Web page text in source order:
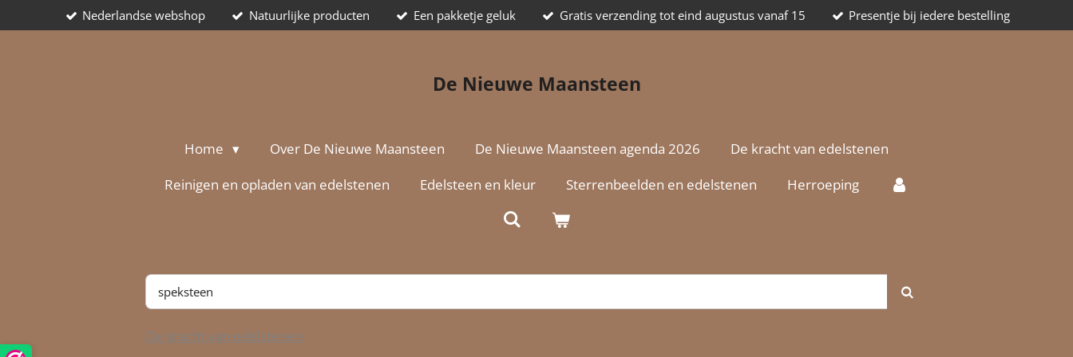
direct
Nederlandse webshop Natuurlijke producten Een pakketje geluk Gratis verzending tot eind augustus vanaf 15 Presentje bij iedere bestelling
De Nieuwe Maansteen
Home Over De Nieuwe Maansteen De Nieuwe Maansteen agenda 2026
De kracht van edelstenen
Reinigen en opladen van edelstenen
Edelsteen en kleur Sterrenbeelden en edelstenen Herroeping
De kracht van edelstenen